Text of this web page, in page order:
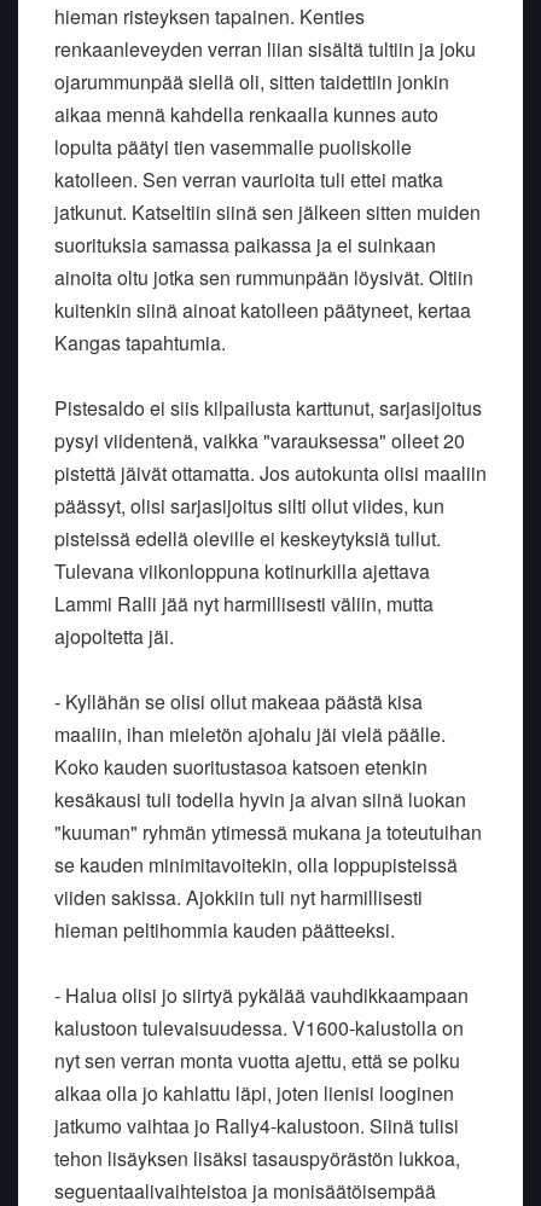
hieman risteyksen tapainen. Kenties
renkaanleveyden verran liian sisältä tultiin ja joku
ojarummunpää siellä oli, sitten taidettiin jonkin
aikaa mennä kahdella renkaalla kunnes auto
lopulta päätyi tien vasemmalle puoliskolle
katolleen. Sen verran vaurioita tuli ettei matka
jatkunut. Katseltiin siinä sen jälkeen sitten muiden
suorituksia samassa paikassa ja ei suinkaan
ainoita oltu jotka sen rummunpään löysivät. Oltiin
kuitenkin siinä ainoat katolleen päätyneet, kertaa
Kangas tapahtumia.
Pistesaldo ei siis kilpailusta karttunut, sarjasijoitus
pysyi viidentenä, vaikka "varauksessa" olleet 20
pistettä jäivät ottamatta. Jos autokunta olisi maaliin
päässyt, olisi sarjasijoitus silti ollut viides, kun
pisteissä edellä oleville ei keskeytyksiä tullut.
Tulevana viikonloppuna kotinurkilla ajettava
Lammi Ralli jää nyt harmillisesti väliin, mutta
ajopoltetta jäi.
- Kyllähän se olisi ollut makeaa päästä kisa
maaliin, ihan mieletön ajohalu jäi vielä päälle.
Koko kauden suoritustasoa katsoen etenkin
kesäkausi tuli todella hyvin ja aivan siinä luokan
"kuuman" ryhmän ytimessä mukana ja toteutuihan
se kauden minimitavoitekin, olla loppupisteissä
viiden sakissa. Ajokkiin tuli nyt harmillisesti
hieman peltihommia kauden päätteeksi.
- Halua olisi jo siirtyä pykälää vauhdikkaampaan
kalustoon tulevaisuudessa. V1600-kalustolla on
nyt sen verran monta vuotta ajettu, että se polku
alkaa olla jo kahlattu läpi, joten lienisi looginen
jatkumo vaihtaa jo Rally4-kalustoon. Siinä tulisi
tehon lisäyksen lisäksi tasauspyörästön lukkoa,
seguentaalivaihteistoa ja monisäätöisempää